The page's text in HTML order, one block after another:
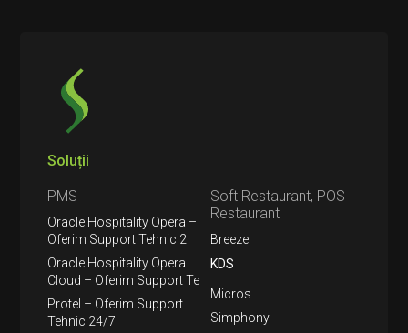
Soluții
PMS
Oracle Hospitality Opera –
Oferim Support Tehnic 2
Oracle Hospitality Opera
Cloud – Oferim Support Te
Protel – Oferim Support
Tehnic 24/7
Soft Restaurant, POS
Restaurant
Breeze
KDS
Micros
Simphony